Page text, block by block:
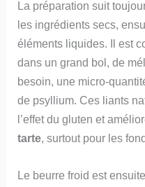
La préparation suit
les ingrédients secs,
éléments liquides. Il est
dans un grand bol, de
besoin, une micro-
de psyllium. Ces liants
l’effet du gluten et
tarte, surtout pour les
Le beurre froid est